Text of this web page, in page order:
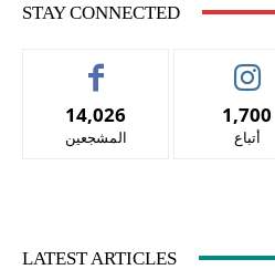
STAY CONNECTED
14,026
المشجعين
1,700
أتباع
LATEST ARTICLES